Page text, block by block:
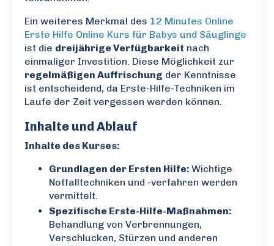
Ein weiteres Merkmal des 12 Minutes Online
Erste Hilfe Online Kurs für Babys und Säuglinge
ist die dreijährige Verfügbarkeit nach
einmaliger Investition. Diese Möglichkeit zur
regelmäßigen Auffrischung der Kenntnisse
ist entscheidend, da Erste-Hilfe-Techniken im
Laufe der Zeit vergessen werden können.
Inhalte und Ablauf
Inhalte des Kurses:
Grundlagen der Ersten Hilfe: Wichtige
Notfalltechniken und -verfahren werden
vermittelt.
Spezifische Erste-Hilfe-Maßnahmen:
Behandlung von Verbrennungen,
Verschlucken, Stürzen und anderen